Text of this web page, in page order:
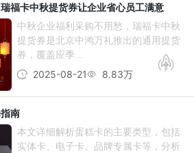
福卡中秋提货券让企业省心员工满意
中秋企业福利采购不用愁，瑞福卡中秋
提货券是北京中鸿万礼推出的通用提货
券，覆盖应季...
2025-08-21
8.83万
南
本文详细解析蛋糕卡的主要类型，包括
实体卡、电子卡、品牌专属卡等，分析